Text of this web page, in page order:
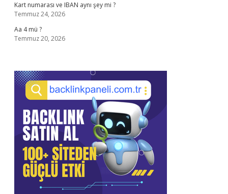
Kart numarası ve IBAN aynı şey mi ?
Temmuz 24, 2026
Aa 4 mü ?
Temmuz 20, 2026